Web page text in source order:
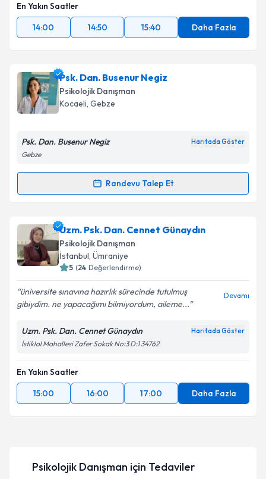
En Yakın Saatler
14:00
14:50 15:40 Daha Fazla
Psk. Dan. Busenur Negiz
Psikolojik Danışman
Kocaeli, Gebze
Psk. Dan. Busenur Negiz Haritada Göster
Gebze
Randevu Talep Et
Randevu Takvimi Talebi
Psk. Dan. Busenur Negiziçin randevu takvimi talebi
oluşturun. Size bu uzmandan randevu almanız için bir
takvim hazırlandığında e-posta ile bilgilendireceğiz.
Kişisel verilerimin işlenmesine ilişkin
Aydınlatma
Metni'ni okudum ve kişisel verilerimin belirtilen
kapsamda işlenmesini kabul ediyorum.
Takvim Talebini Gönder
Uzm. Psk. Dan. Cennet Günaydın
Psikolojik Danışman
İstanbul, Ümraniye
5 (24 Değerlendirme)
üniversite sınavına hazırlık sürecinde tutulmuş
gibiydim. ne yapacağımı bilmiyordum, aileme...
Devamı
Uzm. Psk. Dan. Cennet Günaydın Haritada Göster
İstiklal Mahallesi Zafer Sokak No:3 D:1 34762
En Yakın Saatler
15:00
16:00 17:00 Daha Fazla
Psikolojik Danışman için Tedaviler